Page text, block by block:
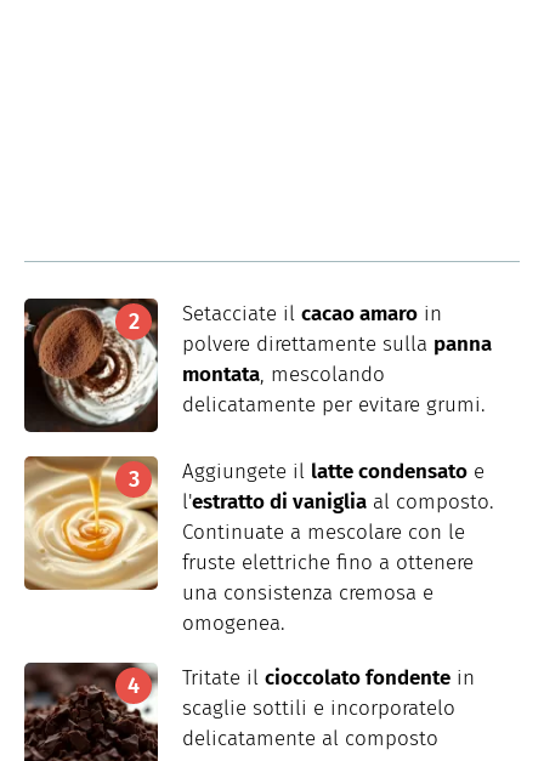
Setacciate il cacao amaro in
polvere direttamente sulla panna
montata, mescolando
delicatamente per evitare grumi.
Aggiungete il latte condensato e
l'estratto di vaniglia al composto.
Continuate a mescolare con le
fruste elettriche fino a ottenere
una consistenza cremosa e
omogenea.
Tritate il cioccolato fondente in
scaglie sottili e incorporatelo
delicatamente al composto